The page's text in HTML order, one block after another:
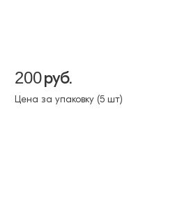
200руб.
Цена за упаковку (5 шт)